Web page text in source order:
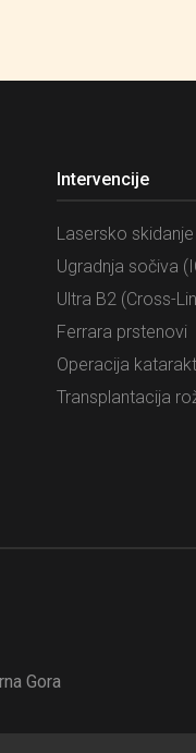
Intervencije
Lasersko
Ugradnja sočiva
Ultra B2 (Cross-
Ferrara prstenovi
Operacija
Transplantacija
Gora